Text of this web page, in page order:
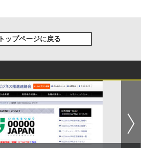
トップページに戻る